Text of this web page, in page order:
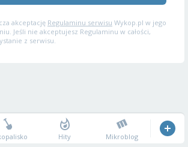
akceptację Regulaminu serwisu Wykop.pl w jego
Jeśli nie akceptujesz Regulaminu w całości,
z serwisu.
Hity Mikroblog